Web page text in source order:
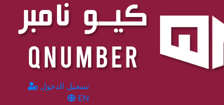
تسجيل الدخول
EN